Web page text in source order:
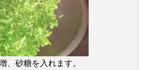
、砂糖を入れます。